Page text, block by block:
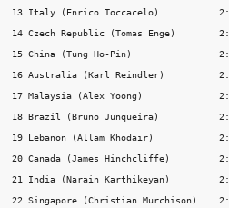
13 Italy (Enrico Toccacelo)
14 Czech Republic (Tomas Enge)
15 China (Tung Ho-Pin)
16 Australia (Karl Reindler)
17 Malaysia (Alex Yoong)
18 Brazil (Bruno Junqueira)
19 Lebanon (Allam Khodair)
20 Canada (James Hinchcliffe)
21 India (Narain Karthikeyan)
22 Singapore (Christian Murchison)